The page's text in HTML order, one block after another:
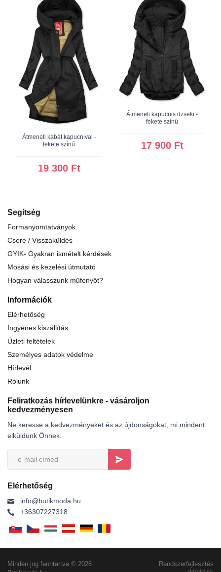
Átmeneti kabát kapucnival -
fekete színű
19 300 Ft
Átmeneti kapucnis dzseki -
fekete színű
17 900 Ft
Segítség
Formanyomtatványok
Csere / Visszaküldés
GYIK- Gyakran ismételt kérdések
Mosási és kezelési útmutató
Hogyan válasszunk műfenyőt?
Információk
Elérhetőség
Ingyenes kiszállítás
Üzleti feltételek
Személyes adatok védelme
Hírlevél
Rólunk
Feliratkozás hírlevelünkre - vásároljon
kedvezményesen
Ne keresse a kedvezményeket és az újdonságokat, mi mindent
elküldünk Önnek.
Elérhetőség
info@butikmoda.hu
+36307227318
Minden jog fenntartva © 2026
Rendszerfejlesztés